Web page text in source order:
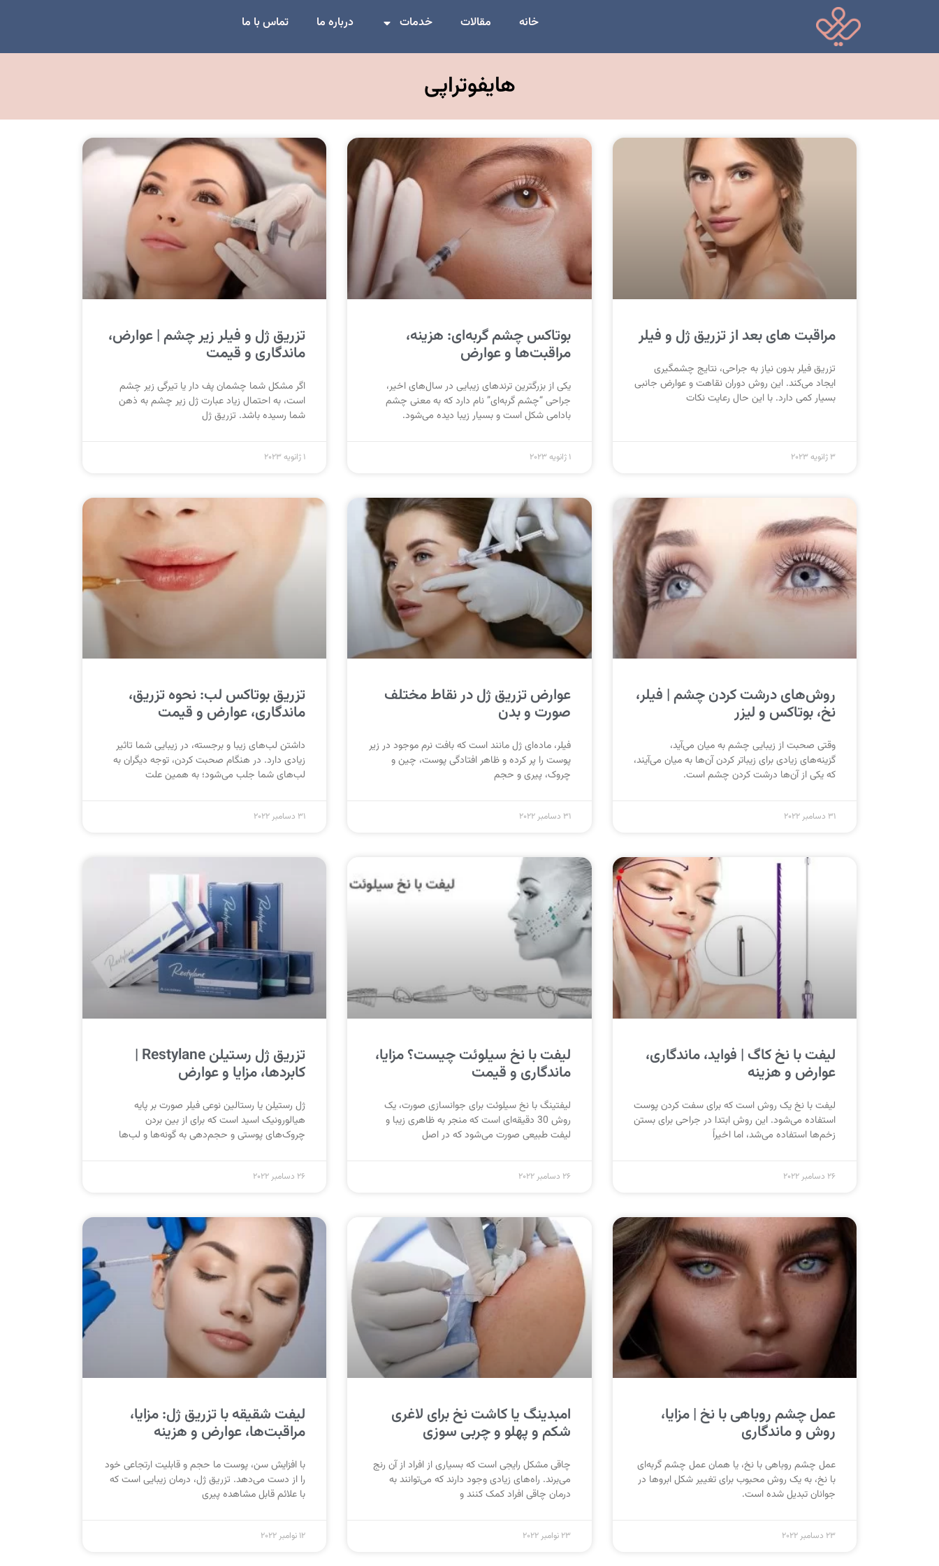
خانه مقالات خدمات درباره ما تماس با ما
هایفوتراپی
مراقبت های بعد از تزریق ژل و فیلر
تزریق فیلر بدون نیاز به جراحی، نتایج چشمگیری
ایجاد می‌کند. این روش دوران نقاهت و عوارض جانبی
بسیار کمی دارد. با این حال رعایت نکات
3 ژانویه 2023
بوتاکس چشم گربه‌ای: هزینه،
مراقبت‌ها و عوارض
یکی از بزرگترین ترند‌های زیبایی در سال‌های اخیر،
جراحی “چشم گربه‌ای” نام دارد که به معنی چشم
بادامی شکل است و بسیار زیبا دیده‌ می‌شود.
1 ژانویه 2023
تزریق ژل و فیلر زیر چشم | عوارض،
ماندگاری و قیمت
اگر مشکل شما چشمان پف دار یا تیرگی زیر چشم
است، به احتمال زیاد عبارت ژل زیر چشم به ذهن
شما رسیده باشد. تزریق ژل
1 ژانویه 2023
روش‌های درشت کردن چشم | فیلر،
نخ، بوتاکس و لیزر
وقتی صحبت از زیبایی چشم به میان می‌آید،
گزینه‌های زیادی برای زیباتر کردن آن‌ها به میان می‌آیند،
که یکی از آن‌ها درشت کردن چشم است.
31 دسامبر 2022
عوارض تزریق ژل در نقاط مختلف
صورت و بدن
فیلر، ماده‌ای ژل مانند است که بافت نرم موجود در زیر
پوست را پر کرده و ظاهر افتادگی پوست، چین و
چروک، پیری و حجم
31 دسامبر 2022
تزریق بوتاکس لب: نحوه تزریق،
ماندگاری، عوارض و قیمت
داشتن لب‌های زیبا و برجسته، در زیبایی شما تاثیر
زیادی دارد. در هنگام صحبت کردن، توجه دیگران به
لب‌های شما جلب‌ می‌شود؛ به همین علت
31 دسامبر 2022
لیفت با نخ کاگ | فواید، ماندگاری،
عوارض و هزینه
لیفت با نخ یک روش است که برای سفت کردن پوست
استفاده می‌شود. این روش ابتدا در جراحی برای بستن
زخم‌ها استفاده می‌شد، اما اخیراً
26 دسامبر 2022
لیفت با نخ سیلوئت چیست؟ مزایا،
ماندگاری و قیمت
لیفتینگ با نخ سیلوئت برای جوانسازی صورت، یک
روش 30 دقیقه‌ای است که منجر به ظاهری زیبا و
لیفت طبیعی صورت می‌شود که در اصل
26 دسامبر 2022
تزریق ژل رستیلن Restylane |
کابردها، مزایا و عوارض
ژل رستیلن یا رستالین نوعی فیلر صورت بر پایه
هیالورونیک اسید است که برای از بین‌ بردن
چروک‌های پوستی و حجم‌دهی به گونه‌ها و لب‌ها
26 دسامبر 2022
عمل چشم روباهی با نخ | مزایا،
روش و ماندگاری
عمل چشم روباهی با نخ، یا همان عمل چشم گربه‌ای
با نخ، به یک روش محبوب برای تغییر شکل ابروها در
جوانان تبدیل شده است.
23 دسامبر 2022
امبدینگ یا کاشت نخ برای لاغری
شکم و پهلو و چربی سوزی
چاقی مشکل رایجی است که بسیاری از افراد از آن رنج
می‌برند. راه‌های زیادی وجود دارند که می‌توانند به
درمان چاقی افراد کمک کنند و
23 نوامبر 2022
لیفت شقیقه با تزریق ژل: مزایا،
مراقبت‌ها، عوارض و هزینه
با افزایش سن، پوست ما حجم و قابلیت ارتجاعی خود
را از دست می‌دهد. تزریق ژل، درمان زیبایی است که
با علائم قابل مشاهده پیری
12 نوامبر 2022